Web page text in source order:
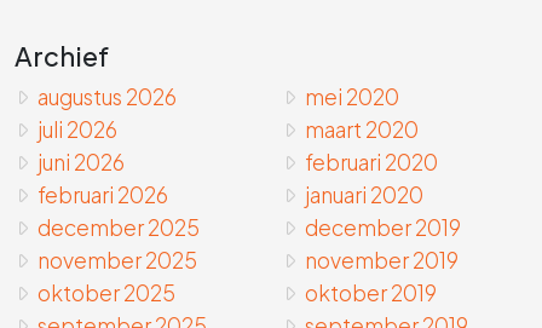
Archief
augustus 2026
juli 2026
juni 2026
februari 2026
december 2025
november 2025
oktober 2025
mei 2020
maart 2020
februari 2020
januari 2020
december 2019
november 2019
oktober 2019